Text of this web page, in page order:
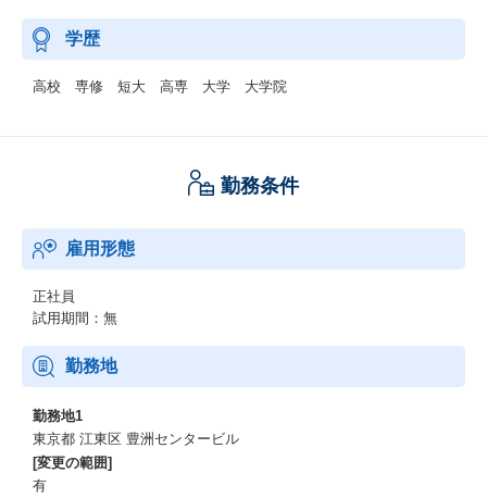
学歴
高校 専修 短大 高専 大学 大学院
勤務条件
雇用形態
正社員
試用期間：無
勤務地
勤務地1
東京都 江東区 豊洲センタービル
[変更の範囲]
有